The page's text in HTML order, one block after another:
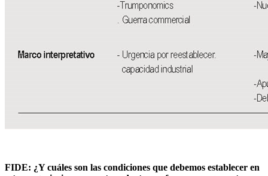
FIDE: ¿Y cuáles son las condiciones que debemos establecer en